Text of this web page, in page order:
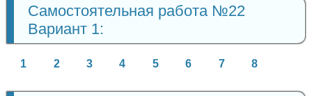
Самостоятельная работа №22
Вариант 1:
1 2 3 4 5 6 7 8